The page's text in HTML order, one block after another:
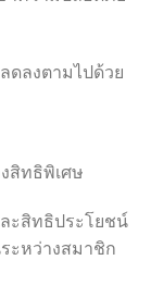
ดลงตามไปด้วย
สิทธิพิเศษ
ะสิทธิประโยชน์
ะหว่างสมาชิก